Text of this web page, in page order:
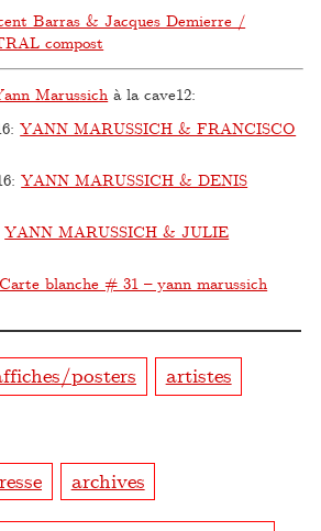
Barras & Jacques Demierre /
compost
Marussich à la cave12:
:YANN MARUSSICH & FRANCISCO
:YANN MARUSSICH & DENIS
YANN MARUSSICH & JULIE
Carte blanche # 31 – yann marussich
posters
artistes
archives